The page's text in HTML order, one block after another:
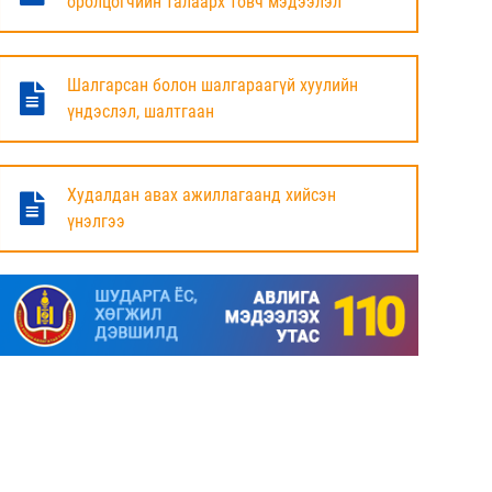
ХҮЛЭЭЛЦЭЖ БАЙНА
6 сар
МАЛ ТООЛЛОГЫН НЭГДСЭН ДҮНГ
ТАНИЛЦУУЛЛАА.
6 сар
НИЙСЛЭЛИЙН ИРГЭДИЙН
ТӨЛӨӨЛӨГЧДИЙН ХУРЛЫН ДАРГА, ЗАСАГ
ДАРГА НАРТАЙ ЦАХИМ УУЛЗАЛТ ХИЙЖ
БАЙНА
Шалгарсан болон шалгараагүй хуулийн
үндэслэл, шалтгаан
Худалдан авах ажиллагаанд хийсэн
үнэлгээ